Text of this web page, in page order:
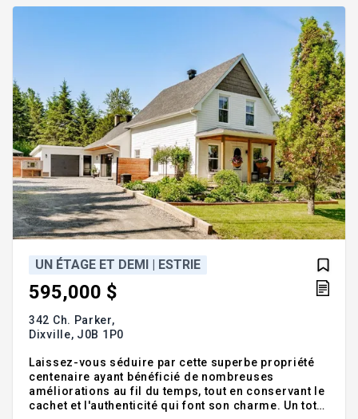
:- 8 km de Coaticook - 40 km de Sherbrooke - 40 km
UN ÉTAGE ET DEMI | ESTRIE
595,000 $
342 Ch. Parker,
Dixville, J0B 1P0
Laissez-vous séduire par cette superbe propriété
centenaire ayant bénéficié de nombreuses
améliorations au fil du temps, tout en conservant le
cachet et l'authenticité qui font son charme. Un total